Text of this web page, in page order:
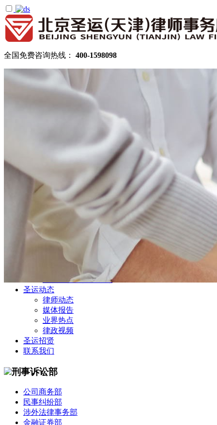
全国免费咨询热线： 400-1598098
律所公告
拆迁律师团队
民商律师团队
部门领域
公司商务部
民事纠纷部
涉外法律事务部
金融证券部
海事海商部
刑事诉讼部
知识产权法律业务部
圣运动态
律师动态
媒体报告
业界热点
律政视频
圣运招贤
联系我们
刑事诉讼部
公司商务部
民事纠纷部
涉外法律事务部
金融证券部